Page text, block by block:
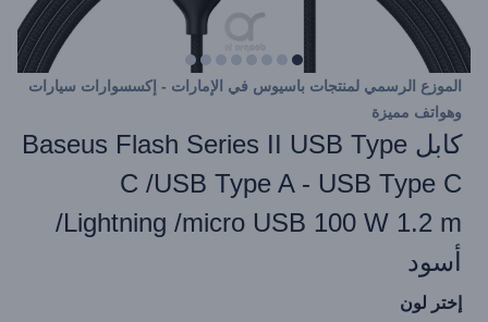
الموزع الرسمي لمنتجات باسيوس في الإمارات - إكسسوارات سيارات
وهواتف مميزة
كابل Baseus Flash Series II USB Type
C /USB Type A - USB Type C
/Lightning /micro USB 100 W 1.2 m
أسود
إختر لون